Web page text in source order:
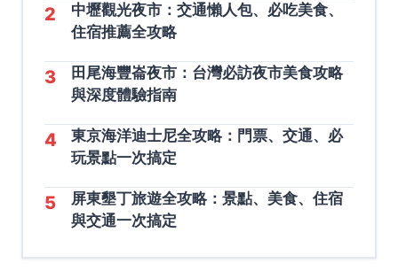
2
中壢觀光夜市：交通懶人包、必吃美食、
住宿推薦全攻略
3
田尾海豐崙夜市：台灣必訪夜市美食攻略
與深度體驗指南
4
東京海洋迪士尼全攻略：門票、交通、必
玩景點一次搞定
5
屏東墾丁旅遊全攻略：景點、美食、住宿
與交通一次搞定